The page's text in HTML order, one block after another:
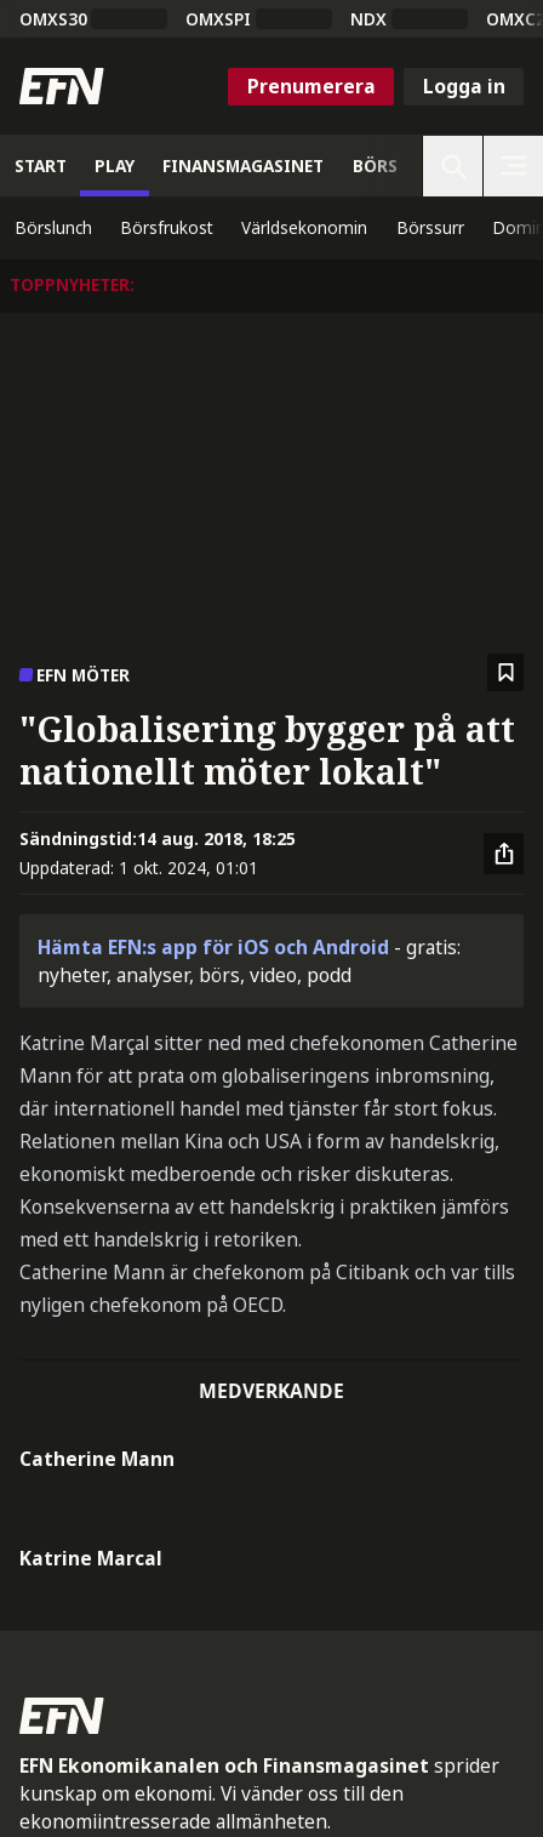
OMXS30 OMXSPI NDX
Prenumerera Logga in
START PLAY FINANSMAGASINET BÖRS
Börslunch Börsfrukost Världsekonomin Börssurr
TOPPNYHETER:
EFN MÖTER
"Globalisering bygger på att
nationellt möter lokalt"
Sändningstid:14 aug. 2018, 18:25
Uppdaterad: 1 okt. 2024, 01:01
Hämta EFN:s app för iOS och Android - gratis:
nyheter, analyser, börs, video, podd
Katrine Marçal sitter ned med chefekonomen Catherine
Mann för att prata om globaliseringens inbromsning,
där internationell handel med tjänster får stort fokus.
Relationen mellan Kina och USA i form av handelskrig,
ekonomiskt medberoende och risker diskuteras.
Konsekvenserna av ett handelskrig i praktiken jämförs
med ett handelskrig i retoriken.
Catherine Mann är chefekonom på Citibank och var tills
nyligen chefekonom på OECD.
MEDVERKANDE
Catherine Mann
Katrine Marcal
EFN Ekonomikanalen och Finansmagasinet sprider
kunskap om ekonomi. Vi vänder oss till den
ekonomiintresserade allmänheten.